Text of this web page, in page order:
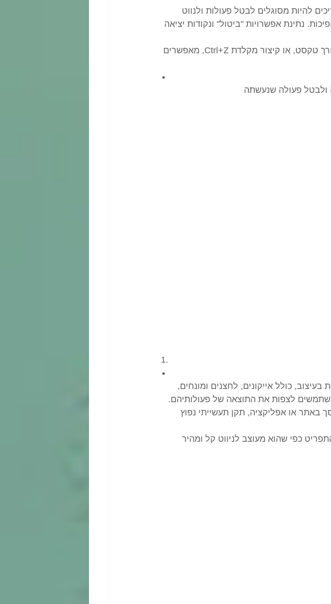
להיות מסוגלים לבטל פעולות ולנווט
נתינת אפשרויות "ביטול" ונקודות יציאה
כפתור "בטל את הפעולה האחרונה" בעורך טקסט, או קיצור מקלדת Ctrl+Z, מאפשרים
ולבטל פעולה שנעשתה
בעיצוב, כולל אייקונים, לחצנים ומונחים,
לצפות את התוצאה של פעולותיהם.
באתר או אפליקציה, תקן תעשייתי נפוץ
כפי שהוא מעוצב לניווט קל ומהיר